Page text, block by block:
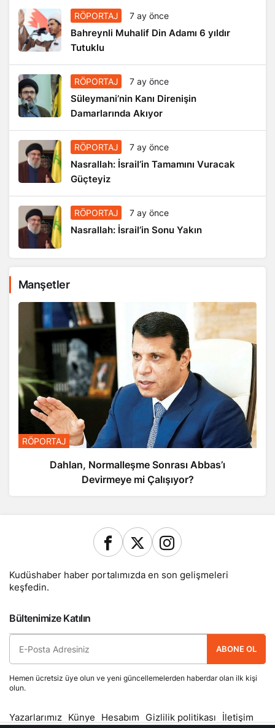
RÖPORTAJ 7 ay önce
Bahreynli Muhalif Din Adamı 6 yıldır
Tutuklu
RÖPORTAJ 7 ay önce
Süleymani’nin Kanı Direnişin
Damarlarında Akıyor
RÖPORTAJ 7 ay önce
Nasrallah: İsrail’in Tamamını Vuracak
Güçteyiz
RÖPORTAJ 7 ay önce
Nasrallah: İsrail’in Sonu Yakın
Manşetler
RÖPORTAJ
Dahlan, Normalleşme Sonrası Abbas’ı
Devirmeye mi Çalışıyor?
Kudüshaber haber portalımızda en son gelişmeleri
keşfedin.
Bültenimize Katılın
ABONE OL
Hemen ücretsiz üye olun ve yeni güncellemelerden haberdar olan ilk kişi
olun.
Yazarlarımız Künye Hesabım Gizlilik politikası
İletişim